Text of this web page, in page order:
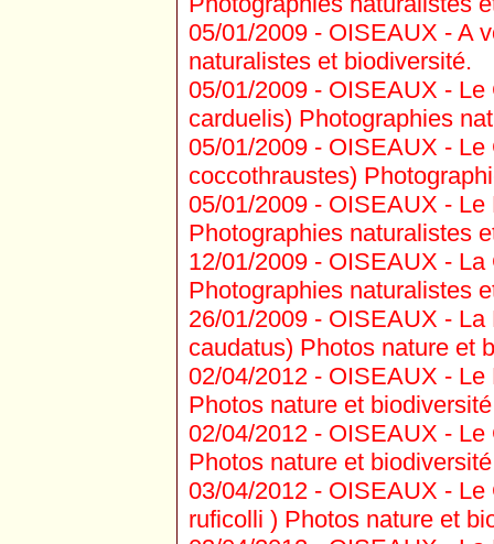
05/01/2009 - OISEAUX - A
naturalistes et biodiversité.
05/01/2009 - OISEAUX - Le
carduelis) Photographies
05/01/2009 - OISEAUX - Le
coccothraustes)
05/01/2009 - OISEAUX - Le
Photographies naturalistes
12/01/2009 - OISEAUX - La
Photographies naturalistes
26/01/2009 - OISEAUX - La
caudatus) Photos nature et
02/04/2012 - OISEAUX - Le
Photos nature et
02/04/2012 - OISEAUX - Le
Photos nature et
03/04/2012 - OISEAUX - Le
ruficolli ) Photos nature et